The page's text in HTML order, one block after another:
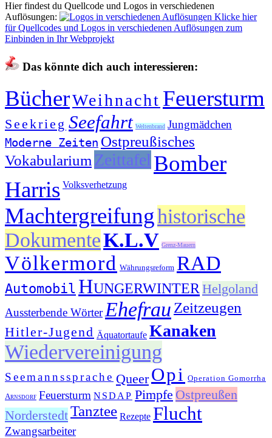
Hier findest du Quellcode und Logos in verschiedenen
Auflösungen:
Klicke hier
für Quellcodes und Logos in verschiedenen Auflösungen zum
Einbinden in Ihr Webprojekt
Das könnte dich auch interessieren:
BücherWeihnacht Feuersturm
Seekrieg Seefahrt Weltenbrand Jungmädchen
Moderne Zeiten Ostpreußisches
Vokabularium Zeittafel Bomber
Harris Volksverhetzung
Machtergreifunghistorische
DokumenteK.L.V Grenz-Mauern
Völkermord Währungsreform RAD
Automobil Hungerwinter Helgoland
Aussterbende Wörter Ehefrau Zeitzeugen
Hitler-Jugend Äquatortaufe Kanaken
Wiedervereinigung
Seemannssprache Queer Opi Operation Gomorrha
Arnsdorf Feuersturm NSDAP Pimpfe Ostpreußen
NorderstedtTanztee Rezepte Flucht
Zwangsarbeiter